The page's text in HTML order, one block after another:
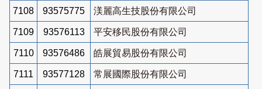
7108 93575775 渼麗高生技股份有限公司
7109 93576113 平安移民股份有限公司
7110 93576486 皓展貿易股份有限公司
7111 93577128 常展國際股份有限公司